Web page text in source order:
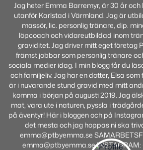
Jag heter Emma Barremyr, är 30 år
utanför Karlstad i Värmland. Jag är
massör, lic. personlig tränare, dip.
löpcoach och vidareutbildad inom
graviditet. Jag driver mitt eget företag
främst jobbar som personlig tränare
sociala medier idag. I min blogg får du
och familjeliv. Jag har en dotter, Elsa
är i nuvarande stund gravid med mitt
komma i början på augusti 2019. Jag
mat, vara ute i naturen, pyssla i
på äventyr! Här i bloggen och på
det mesta och jag hoppas ni ska
emma@ptbyemma.se
emma@ptbyemma.se